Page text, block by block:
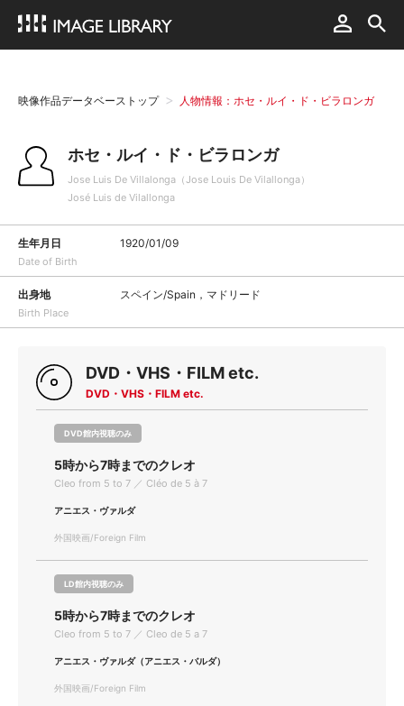
映像作品データベーストップ 人物情報：ホセ・ルイ・ド・ビラロンガ
ホセ・ルイ・ド・ビラロンガ
Jose Luis De Villalonga（Jose Louis De Vilallonga）
José Luis de Vilallonga
生年月日
Date of Birth
1920/01/09
出身地
Birth Place
スペイン/Spain，マドリード
DVD・VHS・FILM etc.
DVD・VHS・FILM etc.
DVD館内視聴のみ
5時から7時までのクレオ
Cleo from 5 to 7 ／ Cléo de 5 à 7
アニエス・ヴァルダ
外国映画/Foreign Film
LD館内視聴のみ
5時から7時までのクレオ
Cleo from 5 to 7 ／ Cleo de 5 a 7
アニエス・ヴァルダ（アニエス・バルダ）
外国映画/Foreign Film